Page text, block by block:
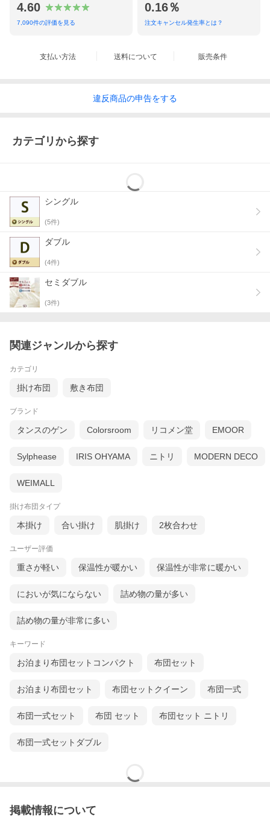
・羽毛布団が苦手な方におすすめです。
・安心品質、国内メーカーの日本製。
ウール綿ならではの爽やかな使用感。
羊毛は、寝具素材の中でも、吸湿・放湿性に優れた優
等生。
はとっても重要になってきます。夏はカラっと冬は暖
か。羽毛が苦手な方にもおすすめ
中綿は英国羊毛100％
英国ウールはかさ高性と弾力性に優れたウールです。
世界の中でも有数の産地である、高品質な英国羊毛10
しっかり丈夫！心地よい綿100％生地
綿100％の側生地を使ったお布団は、吸湿性があり使
用感が断然快適。目詰みの良い生地を使用しています
ミシン目が粗く簡単な縫製は、お布団が長持ちしませ
んが、この商品はしっかりで縫製しているため丈夫。
英国ウールはかさ高性と弾力性に優れたウールです。
世界の中でも有数の産地である、高品質な英国羊毛10
0％を中綿に使用しました。
高密度固綿を中芯に使用することで、耐久性もあり、
4.60
7,090件の評価を見る
0.16％
注文キャンセル発生率とは？
支払い方法 送料について 販売条件
違反商品の申告をする
カテゴリから探す
シングル
(5件)
ダブル
(4件)
セミダブル
(3件)
関連ジャンルから探す
カテゴリ
掛け布団 敷き布団
ブランド
タンスのゲン Colorsroom リコメン堂 EMOOR
Sylphease IRIS OHYAMA ニトリ MODERN DECO
WEIMALL
掛け布団タイプ
本掛け 合い掛け 肌掛け 2枚合わせ
ユーザー評価
重さが軽い 保温性が暖かい 保温性が非常に暖かい
においが気にならない 詰め物の量が多い
詰め物の量が非常に多い
キーワード
お泊まり布団セットコンパクト 布団セット
お泊まり布団セット 布団セットクイーン 布団一式
布団一式セット 布団 セット 布団セット ニトリ
布団一式セットダブル
掲載情報について